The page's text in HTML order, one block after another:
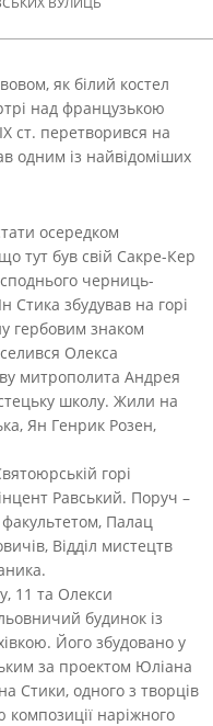
як білий костел
над французькою
ст. перетворився на
одним із найвідоміших
осередком
тут був свій Сакре-Кер
черниць-
Стика збудував на горі
гербовим знаком
Олекса
митрополита Андрея
школу. Жили на
Ян Генрик Розен,
горі
Равський. Поруч –
факультетом, Палац
Відділ мистецтв
11 та Олекси
будинок із
Його збудовано у
за проектом Юліана
Стики, одного з творців
наріжного